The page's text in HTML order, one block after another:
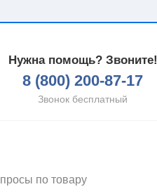
Нужна помощь? Звоните!
8 (800) 200-87-17
Звонок бесплатный
по товару